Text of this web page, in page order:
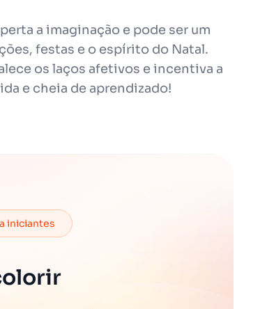
a imaginação e pode ser um
festas e o espírito do Natal.
os laços afetivos e incentiva a
e cheia de aprendizado!
iniciantes